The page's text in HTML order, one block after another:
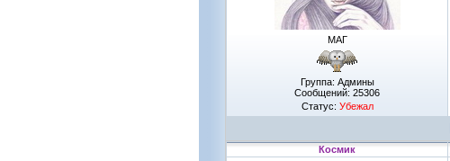
МАГ
Группа: Админы
Сообщений: 25306
Статус: Убежал
Космик